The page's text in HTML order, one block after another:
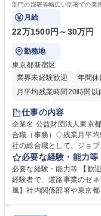
部門の部署等幅広い部署での業
ております！ ※下記業務詳細
月給
22万1500円～30万円
勤務地
東京都新宿区
業界未経験歓迎
年間
月平均残業時間20時間以
研修あり
退職金あり
駅近5分以内
資格取得
仕事の内容
企業名 公益財団法人東京都道路整備保全
合職（事務）◇残業月平均9時間
社の総合職として、ジョ
等のフロント部門の部署
制度やキャリア支援が充実して
管理部門：広報、人事、
門：駐車場の新規開拓、
必要な経験・能力等
必要な経験・能力等 【歓
経験者で、道路事業のゼ
風】社内関係部署や東京